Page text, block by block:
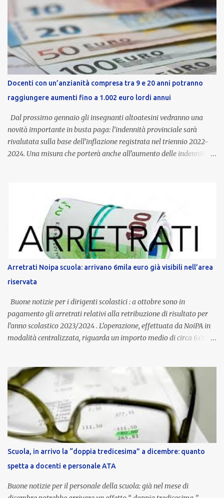
Docenti con un’anzianità compresa tra 9 e 20 anni potranno
raggiungere aumenti fino a 1.002 euro lordi annui
Dal prossimo gennaio gli insegnanti altoatesini vedranno una
novità importante in busta paga: l’indennità provinciale sarà
rivalutata sulla base dell’inflazione registrata nel triennio 2022-
2024. Una misura che porterà anche all’aumento delle indennità di
dedicato alle donne vittime di violenza di genere, in linea con la
normativa nazionale e con l’obiettivo di offrire maggiore tutela e
supporto in situazioni delicate. L’indennità provinciale per i docenti
è un unicum in Italia: si tratta di una misura esclusiva della
Provincia autonoma di Bolzano, che integra in maniera stabile lo
stipendio nazionale grazie alle prerogative garantite
dall’autonomia locale. Non è un bonus temporaneo né un
compenso accessorio, ma una voce strutturale di retribuzione,
aggiornata periodicamente in base al cost...
Arretrati Noipa scuola: arrivano 6mila euro già visibili nell’area
riservata
Buone notizie per i dirigenti scolastici : a ottobre sono in
pagamento gli arretrati relativi alla retribuzione di risultato per
l’anno scolastico 2023/2024 . L’operazione, effettuata da NoiPA in
modalità centralizzata, riguarda un importo medio di circa 6.000
ordinaria di ottobre . Cos’è la retribuzione di risultato La
retribuzione di risultato rappresenta la parte variabile dello
stipendio dei dirigenti scolastici. Viene corrisposta per valorizzare
la qualità dell’attività svolta, la gestione delle risorse e il
raggiungimento degli obiettivi fissati dal Ministero dell’Istruzione
e del Merito (MIM) . Per l’anno scolastico 2023/2024, il MIM ha
completato la procedura di valutazione e trasmesso i dati a NoiPA,
che ha poi disposto la liquidazione automatica in busta paga . Gli
importi e le trattenute L’importo medio lordo riconosciuto è di 6....
Scuola, in arrivo la “doppia tredicesima” a dicembre: quanto
spetta a docenti e personale ATA
Buone notizie per il personale della scuola: già nel mese di